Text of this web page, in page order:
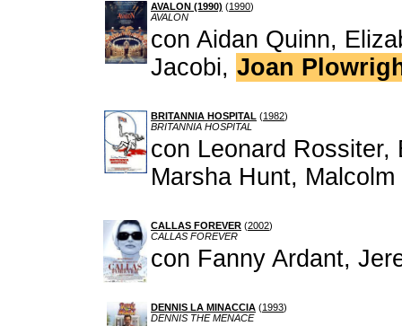
AVALON (1990) (1990)
AVALON
con Aidan Quinn,
Jacobi, Joan
BRITANNIA HOSPITAL (1982)
BRITANNIA HOSPITAL
con Leonard Rossiter,
Marsha Hunt,
CALLAS FOREVER (2002)
CALLAS FOREVER
con Fanny Ardant,
DENNIS LA MINACCIA (1993)
DENNIS THE MENACE